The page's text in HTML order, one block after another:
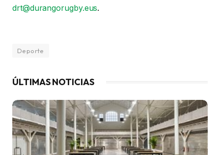
drt@durangorugby.eus.
Deporte
ÚLTIMAS NOTICIAS